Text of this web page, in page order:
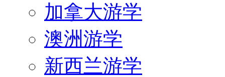
加拿大游学
澳洲游学
新西兰游学